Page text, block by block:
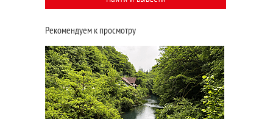
Рекомендуем к просмотру